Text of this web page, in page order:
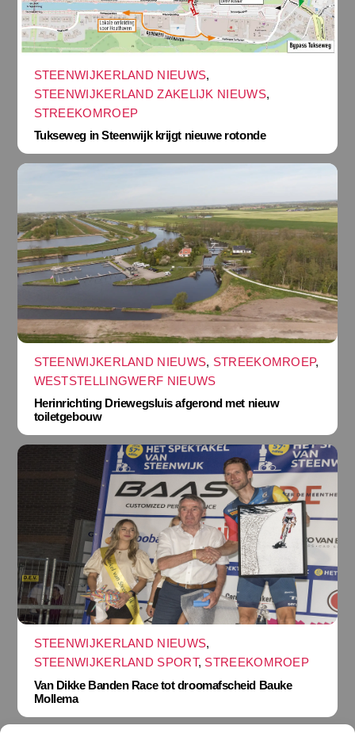
STEENWIJKERLAND NIEUWS,
STEENWIJKERLAND ZAKELIJK NIEUWS,
STREEKOMROEP
Tukseweg in Steenwijk krijgt nieuwe rotonde
STEENWIJKERLAND NIEUWS, STREEKOMROEP,
WESTSTELLINGWERF NIEUWS
Herinrichting Driewegsluis afgerond met nieuw
toiletgebouw
STEENWIJKERLAND NIEUWS,
STEENWIJKERLAND SPORT, STREEKOMROEP
Van Dikke Banden Race tot droomafscheid Bauke
Mollema